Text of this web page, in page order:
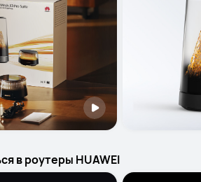
в роутеры HUAWEI